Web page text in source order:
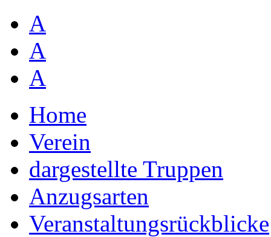
A
A
A
Home
Verein
dargestellte Truppen
Anzugsarten
Veranstaltungsrückblicke